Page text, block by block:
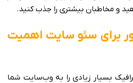
و مخاطبان بیشتری را جذب کنید.
برای سئو سایت اهمیت
بسیار زیادی را به وب‌سایت شما